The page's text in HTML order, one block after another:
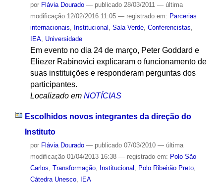
por Flávia Dourado — publicado28/03/2011 — última
modificação12/02/2016 11:05 — registrado em: Parcerias
internacionais
Institucional Sala Verde, Conferencistas
IEA, Universidade
Em evento no dia 24 de março, Peter Goddard e
Eliezer Rabinovici explicaram o funcionamento de
suas instituições e responderam perguntas dos
participantes.
Localizado em NOTÍCIAS
Escolhidos novos integrantes da direção do
Instituto
por Flávia Dourado — publicado07/03/2010 — última
modificação01/04/2013 16:38 — registrado em: Polo São
Carlos, Transformação, Institucional , Polo Ribeirão Preto,
Cátedra Unesco, IEA